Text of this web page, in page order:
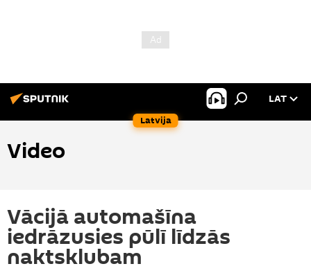
Latvija
LAT
Video
Vācijā automašīna
iedrāzusies pūlī līdzās
naktsklubam